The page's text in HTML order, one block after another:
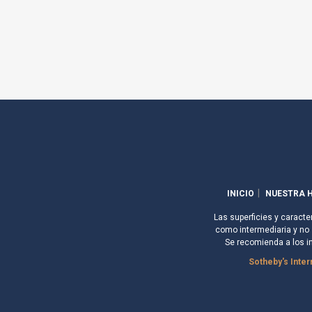
INICIO NUESTRA
Las superficies y
como intermediaria y
Se recomienda a los
Sotheby's